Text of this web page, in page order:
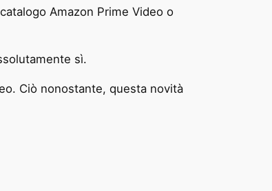
Amazon Prime Video o
sì.
Ciò nonostante, questa novità